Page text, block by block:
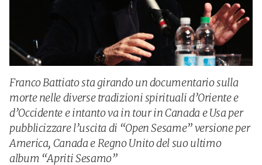
Franco Battiato sta girando un documentario sulla
morte nelle diverse tradizioni spirituali d’Oriente e
d’Occidente e intanto va in tour in Canada e Usa per
pubblicizzare l’uscita di “Open Sesame” versione per
America, Canada e Regno Unito del suo ultimo
album “Apriti Sesamo”